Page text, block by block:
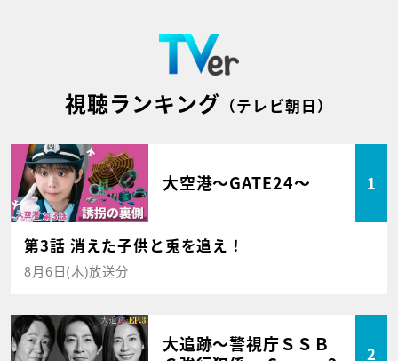
視聴ランキング （テレビ朝日）
大空港～GATE24～ 1
第3話 消えた子供と兎を追え！
8月6日(木)放送分
大追跡～警視庁ＳＳＢ
2